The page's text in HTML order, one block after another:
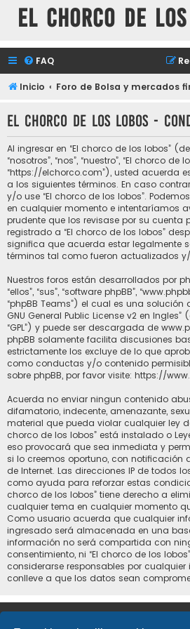
El chorco de
FAQ
Inicio Foro de Bolsa y mercados
El chorco de los lobos -
Al ingresar en “El chorco de los lobos”
“nosotros”, “nos”, “nuestro”, “El chorco de
“https://elchorco.com”), usted acuerda
a los siguientes términos. En caso
y/o use “El chorco de los lobos”.
en cualquier momento e intentaríamos
prudente que los revisase por su cuenta
registrado a “El chorco de los lobos”
significa que acuerda estar legalmente
términos tal como fueron actualizados
Nuestros foros están desarrollados por
“ellos”, “sus”, “software phpBB”,
“phpBB Teams”) el cual es una
GNU General Public License v2 en Ingles”
“GPL”) y puede ser descargada de
phpBB solamente facilita discusiones
estrictamente los excluye de lo que
como conductas y/o contenido
sobre phpBB, por favor visite: https://
Acuerda no enviar ningun contenido
difamatorio, indecente, amenazante,
material que pueda violar cualquier ley
chorco de los lobos” está instalado o
eso provocará que sea inmediata y
si lo creemos oportuno, con notificación
de Internet. Las direcciones IP de todos
como ayuda para reforzar estas
chorco de los lobos” tiene derecho a
cualquier tema en cualquier momento
Como usuario acuerda que cualquier
ingresado será almacenada en una
información no será compartida con
consentimiento, ni “El chorco de los
considerarse responsables por
conlleve a que los datos sean
Inicio Foro de Bolsa y mercados